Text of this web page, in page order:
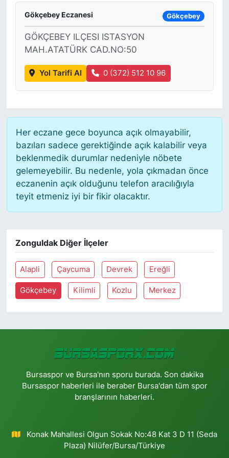
Gökçebey Eczanesi Gökçebey
GÖKÇEBEY ILÇESI ISTASYON
MAH.ATATÜRK CAD.NO:50
Yol Tarifi Al 0 (372) 512 10 96
Her eczane gece boyunca açık olmayabilir,
bazıları sadece gerektiğinde açık kalabilir veya
beklenmedik durumlar nedeniyle nöbete
gelemeyebilir. Bu nedenle, yola çıkmadan önce
eczanenin açık olduğunu telefon aracılığıyla
teyit etmeniz iyi bir fikir olacaktır.
Zonguldak Diğer İlçeler
Alapli Çaycuma Devrek Ereğli
Gökçebey Kilimli Kozlu Merkez
Bursaspor ve Bursa'nın sporu burada. Son dakika
Bursaspor haberleri ile beraber Bursa'dan tüm spor
branşlarının haberleri.
Konak Mahallesi Olgun Sokak No:48 Kat 3 D 11 (Seda
Plaza) Nilüfer/Bursa/Türkiye